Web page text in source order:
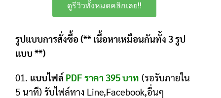
ดูรีวิวทั้งหมดคลิกเลย!!
รูปแบบการสั่งซื้อ (** เนื้อหาเหมือนกันทั้ง 3 รูป
แบบ **)
01. แบบไฟล์ PDF ราคา 395 บาท (รอรับภายใน
5 นาที) รับไฟล์ทาง Line,Facebook,อื่นๆ